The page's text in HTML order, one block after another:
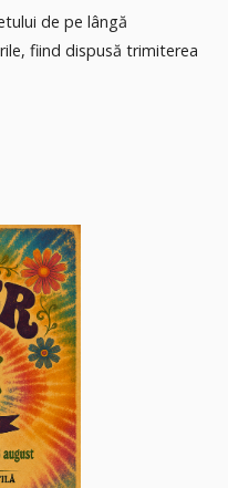
de pe lângă
fiind dispusă trimiterea